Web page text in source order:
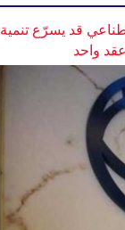
قد يسرّع تنمية
عقد واحد